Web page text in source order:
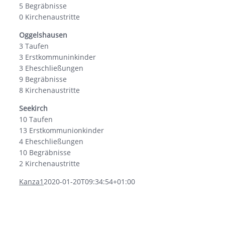
5 Begräbnisse
0 Kirchenaustritte
Oggelshausen
3 Taufen
3 Erstkommuninkinder
3 Eheschließungen
9 Begräbnisse
8 Kirchenaustritte
Seekirch
10 Taufen
13 Erstkommunionkinder
4 Eheschließungen
10 Begräbnisse
2 Kirchenaustritte
Kanza1 2020-01-20T09:34:54+01:00